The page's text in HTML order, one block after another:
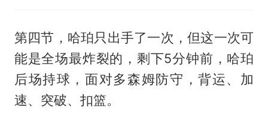
第四节，哈珀只出手了一次，但这一次可
能是全场最炸裂的，剩下5分钟前，哈珀
后场持球，面对多森姆防守，背运、加
速、突破、扣篮。